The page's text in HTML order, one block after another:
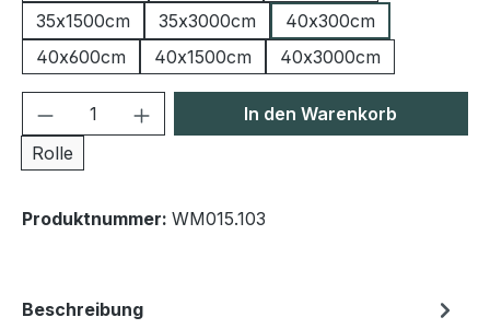
35x1500cm
35x3000cm
40x300cm
40x600cm
40x1500cm 40x3000cm
Produkt Anzahl: Gib den
Rolle
In den Warenkorb
Produktnummer: WM015.103
Beschreibung